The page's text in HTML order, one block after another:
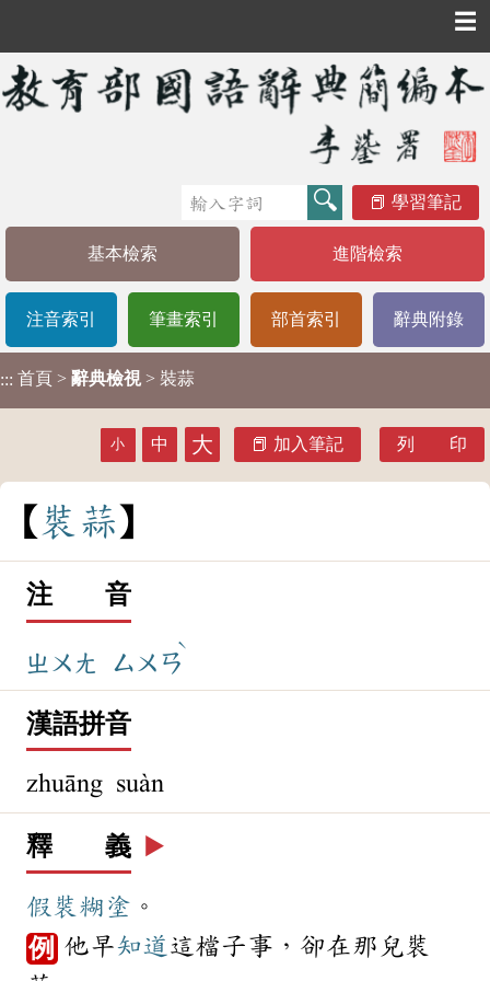
☰
學習筆記
基本檢索 進階檢索
注音索引 筆畫索引 部首索引 辭典附錄
::: 首頁 > 辭典檢視 > 裝蒜
小 中 大 加入筆記 列 印
裝 蒜
注 音
ㄓㄨㄤ ㄙㄨㄢ
ˋ
漢語拼音
zhuāng suàn
釋 義 ▶️
假裝 糊塗 。
例 他早知道 這檔子事，卻在那兒裝